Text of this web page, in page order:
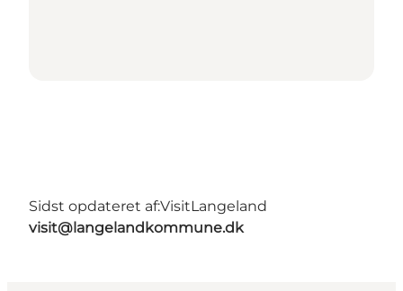
Sidst opdateret af:VisitLangeland
visit@langelandkommune.dk